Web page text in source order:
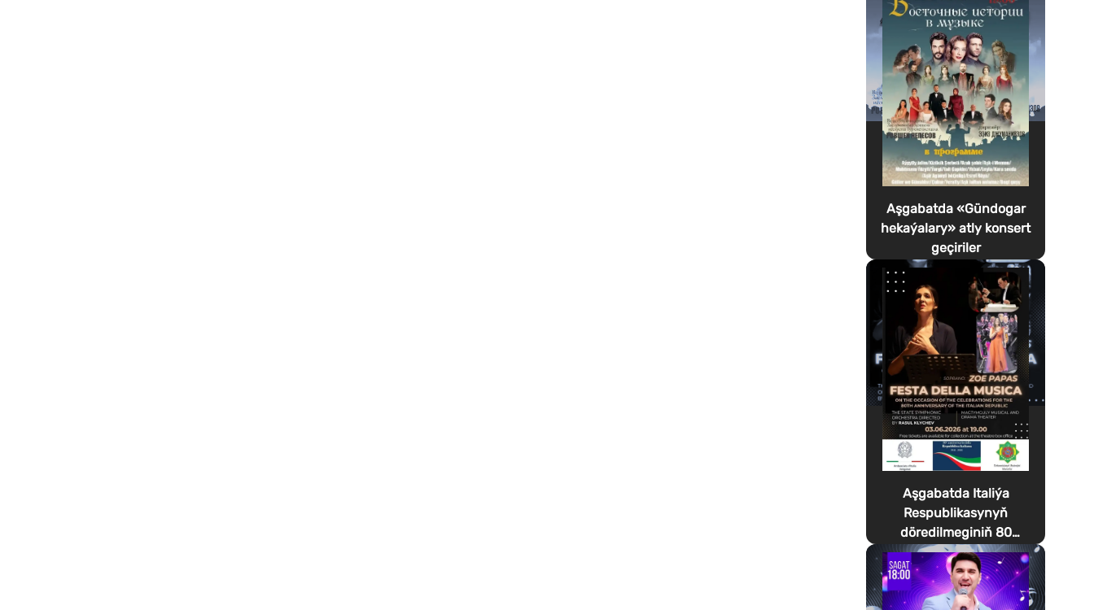
Aşgabatda «Gündogar
hekaýalary» atly konsert
geçiriler
Aşgabatda Italiýa
Respublikasynyň
döredilmeginiň 80
ýyllygyna bagyşlanan
Festa della Musica
geçirilýär